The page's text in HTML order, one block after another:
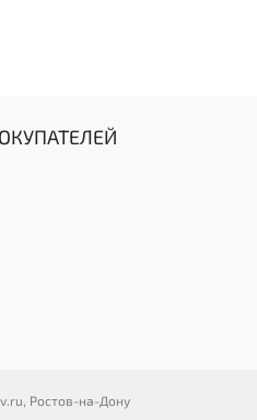
Ростов-на-Дону